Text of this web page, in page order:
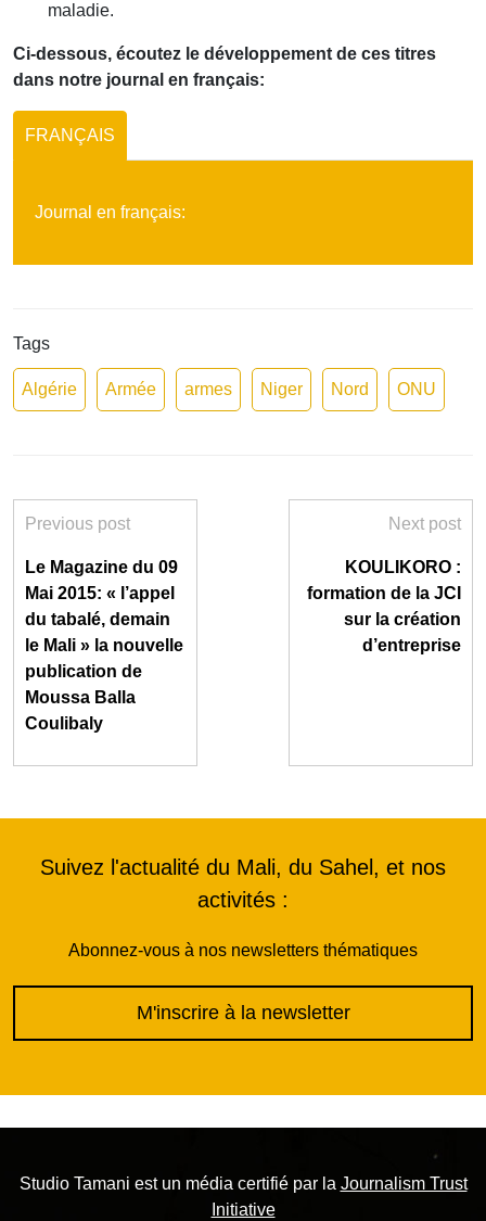
maladie.
Ci-dessous, écoutez le développement de ces titres
dans notre journal en français:
FRANÇAIS
Journal en français:
Tags
Algérie Armée armes Niger Nord ONU
Previous post
Le Magazine du 09
Mai 2015: « l’appel
du tabalé, demain
le Mali » la nouvelle
publication de
Moussa Balla
Coulibaly
Next post
KOULIKORO :
formation de la JCI
sur la création
d’entreprise
Suivez l'actualité du Mali, du Sahel, et nos
activités :
Abonnez-vous à nos newsletters thématiques
M'inscrire à la newsletter
Studio Tamani est un média certifié par la Journalism Trust
Initiative